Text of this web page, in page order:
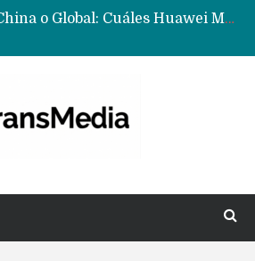
Data Centers de Huawei en Chile, México, Brasil,Perú y Argentina podrían verse afectados por arremetida de EE.UU